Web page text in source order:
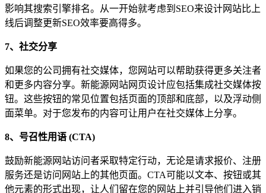
影响其搜索引擎排名。从一开始就考虑到SEO来设计网站比上
线后调整更新SEO效率要高得多。
7、社交分享
如果您的公司拥有社交媒体，您网站可以帮助获得更多关注者
和更多内容分享。新能源网站网页设计应包括集成社交媒体按
钮。这些按钮的常见位置包括页面的顶部和底部，以及浮动侧
面菜单。对于您发布的内容可让用户在社交媒体上分享。
8、 号召性用语 (CTA)
鼓励新能源网站访问者采取特定行动，无论是请求报价、注册
服务还是访问网站上的其他页面。CTA可能以文本、按钮或其
他元素的形式出现，让人们留在您的网站上并引导他们进入销